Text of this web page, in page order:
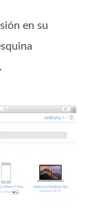
en su
.